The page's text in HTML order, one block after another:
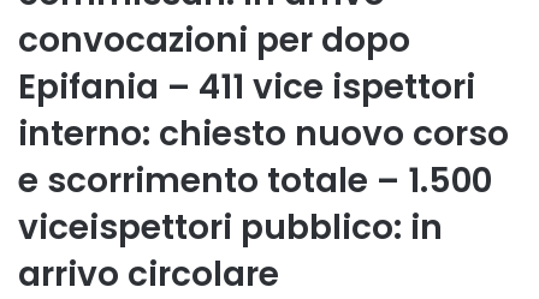
convocazioni per dopo
Epifania – 411 vice ispettori
interno: chiesto nuovo corso
e scorrimento totale – 1.500
viceispettori pubblico: in
arrivo circolare